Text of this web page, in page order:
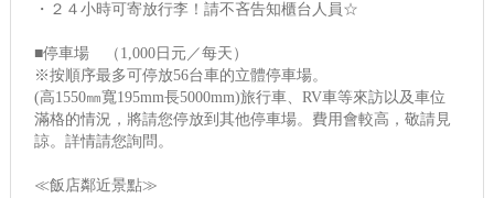
・２４小時可寄放行李！請不吝告知櫃台人員☆
■停車場 （1,000日元／每天）
※按順序最多可停放56台車的立體停車場。
(高1550㎜寬195mm長5000mm)旅行車、RV車等來訪以及車位
滿格的情況，將請您停放到其他停車場。費用會較高，敬請見
諒。詳情請您詢問。
≪飯店鄰近景點≫